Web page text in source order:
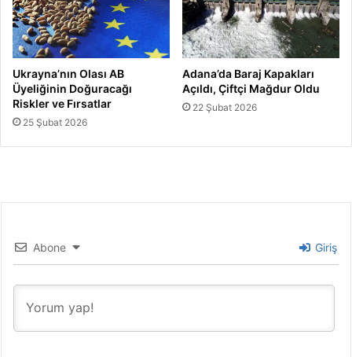
Ukrayna’nın Olası AB
Üyeliğinin Doğuracağı
Riskler ve Fırsatlar
25 Şubat 2026
Adana’da Baraj Kapakları
Açıldı, Çiftçi Mağdur Oldu
22 Şubat 2026
Abone Giriş